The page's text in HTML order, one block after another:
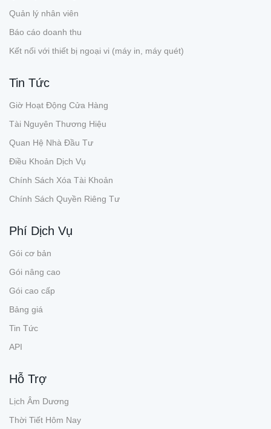
Quản lý nhân viên
Báo cáo doanh thu
Kết nối với thiết bị ngoại vi (máy in, máy quét)
Tin Tức
Giờ Hoạt Động Cửa Hàng
Tài Nguyên Thương Hiệu
Quan Hệ Nhà Đầu Tư
Điều Khoản Dịch Vụ
Chính Sách Xóa Tài Khoản
Chính Sách Quyền Riêng Tư
Phí Dịch Vụ
Gói cơ bản
Gói nâng cao
Gói cao cấp
Bảng giá
Tin Tức
API
Hỗ Trợ
Lịch Âm Dương
Thời Tiết Hôm Nay